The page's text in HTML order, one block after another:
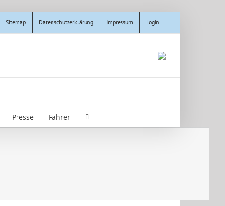
Sitemap Datenschutzerklärung Impressum Login
Presse Fahrer